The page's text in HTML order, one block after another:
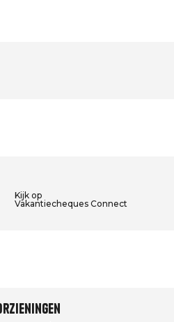
Kijk op
Vakantiecheques Connect